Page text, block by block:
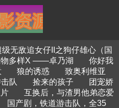
级无敌追女仔II之狗仔雄心（国
物多样X ——卓乃湖
你好我
狼的诱惑
致奥利维亚
队 捡来的孩子
团宠娇
互换后，与渣男他弟恋爱
国产剧，铁道游击队，全35